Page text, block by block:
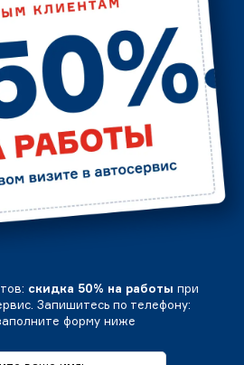
скидка 50% на работы при
Запишитесь по телефону:
форму ниже